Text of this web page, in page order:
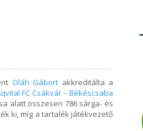
Oláh Gábort akkreditálta a
FC Csákvár – Békéscsaba
alatt összesen 786 sárga- és
ki, míg a tartalék játékvezető